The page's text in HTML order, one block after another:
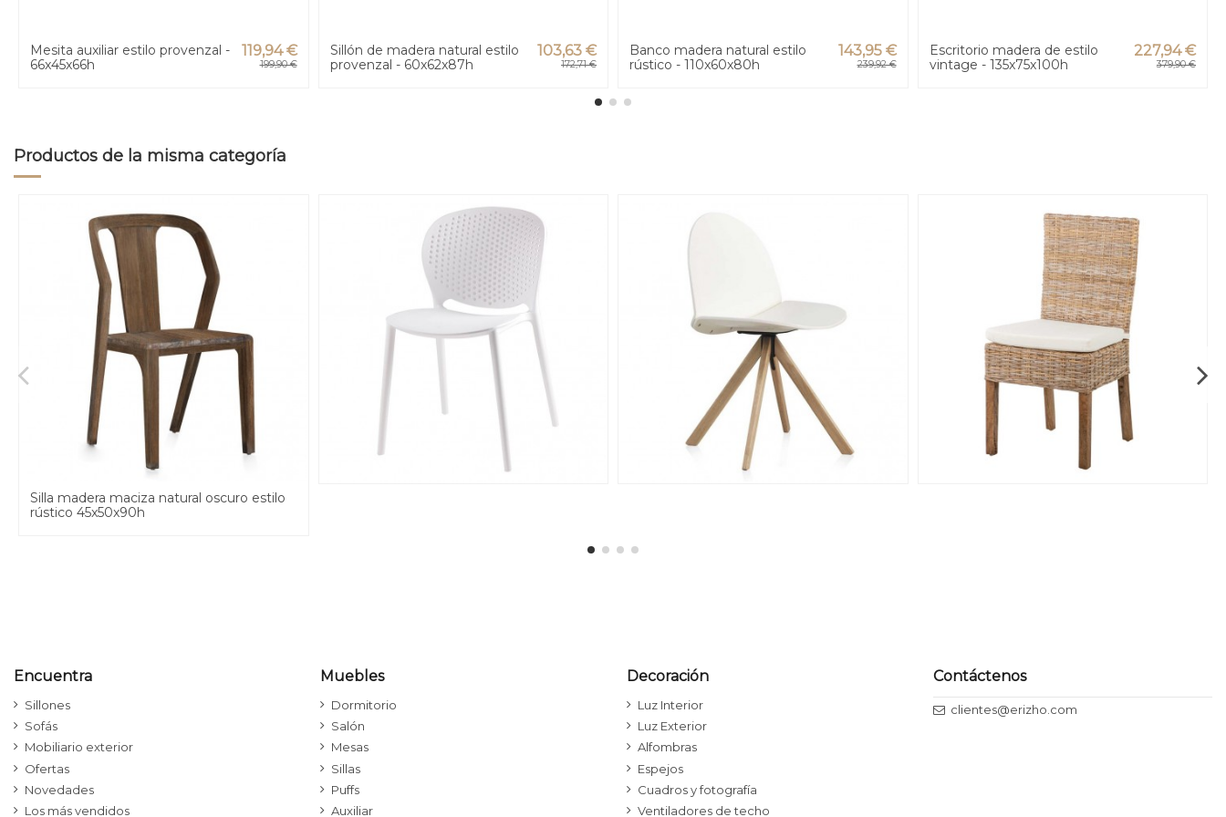
Mesita auxiliar estilo provenzal -
66x45x66h
119,94 €
199,90 €
Sillón de madera natural estilo
provenzal - 60x62x87h
103,63 €
172,71 €
Banco madera natural estilo
rústico - 110x60x80h
143,95 €
239,92 €
Escritorio madera de estilo
vintage - 135x75x100h
227,94 €
379,90 €
Productos de la misma categoría
Silla madera maciza natural oscuro estilo
rústico 45x50x90h
Encuentra
Sillones
Sofás
Mobiliario exterior
Ofertas
Novedades
Los más vendidos
Muebles
Dormitorio
Salón
Mesas
Sillas
Puffs
Auxiliar
Decoración
Luz Interior
Luz Exterior
Alfombras
Espejos
Cuadros y fotografía
Ventiladores de techo
Contáctenos
clientes@erizho.com